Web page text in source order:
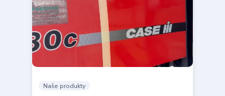
Naše produkty